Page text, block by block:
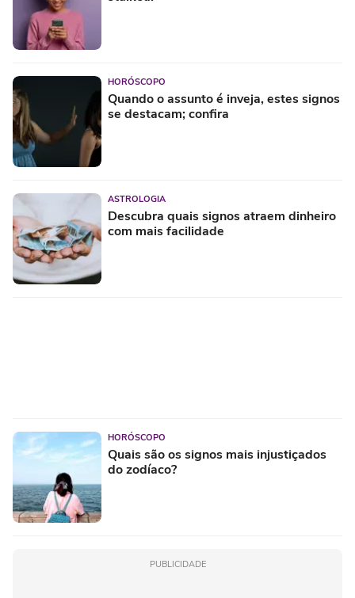
HORÓSCOPO
Quando o assunto é inveja, estes signos
se destacam; confira
ASTROLOGIA
Descubra quais signos atraem dinheiro
com mais facilidade
HORÓSCOPO
Quais são os signos mais injustiçados
do zodíaco?
PUBLICIDADE